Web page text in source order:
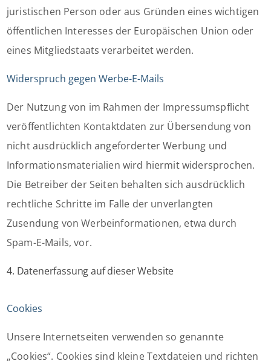
juristischen Person oder aus Gründen eines wichtigen
öffentlichen Interesses der Europäischen Union oder
eines Mitgliedstaats verarbeitet werden.
Widerspruch gegen Werbe-E-Mails
Der Nutzung von im Rahmen der Impressumspflicht
veröffentlichten Kontaktdaten zur Übersendung von
nicht ausdrücklich angeforderter Werbung und
Informationsmaterialien wird hiermit widersprochen.
Die Betreiber der Seiten behalten sich ausdrücklich
rechtliche Schritte im Falle der unverlangten
Zusendung von Werbeinformationen, etwa durch
Spam-E-Mails, vor.
4. Datenerfassung auf dieser Website
Cookies
Unsere Internetseiten verwenden so genannte
„Cookies“. Cookies sind kleine Textdateien und richten